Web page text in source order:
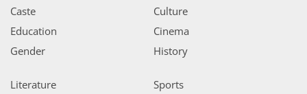
Caste
Education
Gender
Culture
Cinema
History
Literature
Sports